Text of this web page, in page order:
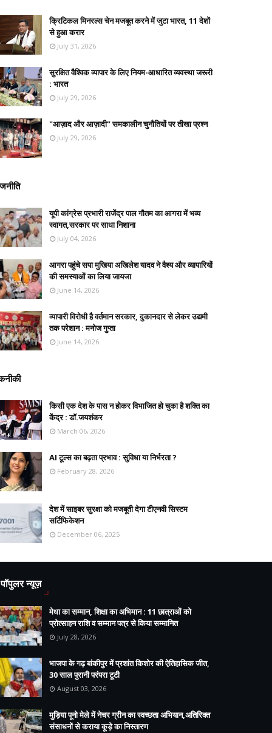
क्रिटिकल मिनरल्स चेन मजबूत करने में जुटा भारत, 11 देशों
से हुआ करार
July 31, 2026
सुरक्षित वैश्विक व्यापार के लिए नियम-आधारित व्यवस्था जरूरी
: भारत
July 29, 2026
"आज़ाद और आज़ादी" समकालीन चुनौतियों पर तीखा प्रश्न
July 29, 2026
यूपी कांग्रेस प्रभारी राजेंद्र पाल गौतम का आगरा में भव्य
स्वागत,सरकार पर साधा निशाना
July 04, 2026
आगरा पहुंचे सपा मुखिया अखिलेश यादव ने वैश्य और व्यापारियों
की समस्याओं का लिया जायजा
June 14, 2026
व्यापारी विरोधी है वर्तमान सरकार, दुकानदार से लेकर उद्यमी
तक परेशान : मनोज गुप्ता
June 14, 2026
किसी एक देश के पास न होकर विभाजित हो चुका है शक्ति का
केंद्र : डॉ.जयशंकर
March 06, 2026
AI टूल्स का बढ़ता प्रभाव : सुविधा या निर्भरता ?
February 28, 2026
देश में साइबर सुरक्षा को मजबूती देगा टीएनवी सिस्टम
सर्टिफिकेशन
December 06, 2025
पॉपुलर न्यूज़
मेधा का सम्मान, शिक्षा का अभिमान : 11 छात्राओं को
प्रोत्साहन राशि व सम्मान पत्र से किया सम्मानित
July 28, 2026
भाजपा के गढ़ बांकीपुर में प्रशांत किशोर की ऐतिहासिक जीत,
30 साल पुरानी परंपरा टूटी
August 03, 2026
मुड़िया पूनो मेले में नेचर ग्रीन का स्वच्छता अभियान,अतिरिक्त
संसाधनों से कराया कूड़े का निस्तारण